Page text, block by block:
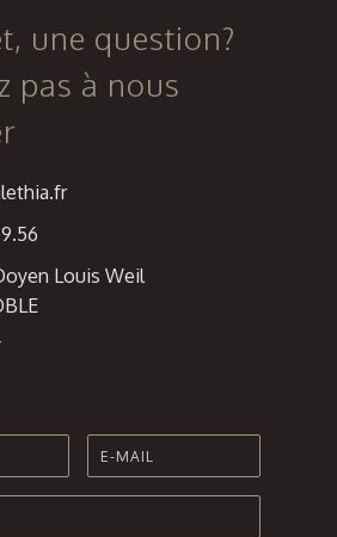
Fours-les-
Plages
une question?
pas à nous
Louis Weil